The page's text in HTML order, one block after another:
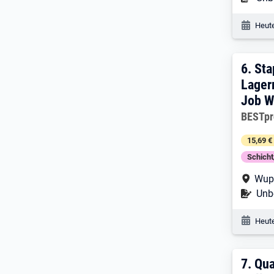
6.
6.
Job
15,69
7.
7.